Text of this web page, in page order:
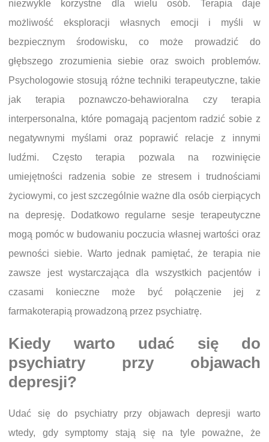
niezwykle korzystne dla wielu osób. Terapia daje
możliwość eksploracji własnych emocji i myśli w
bezpiecznym środowisku, co może prowadzić do
głębszego zrozumienia siebie oraz swoich problemów.
Psychologowie stosują różne techniki terapeutyczne, takie
jak terapia poznawczo-behawioralna czy terapia
interpersonalna, które pomagają pacjentom radzić sobie z
negatywnymi myślami oraz poprawić relacje z innymi
ludźmi. Często terapia pozwala na rozwinięcie
umiejętności radzenia sobie ze stresem i trudnościami
życiowymi, co jest szczególnie ważne dla osób cierpiących
na depresję. Dodatkowo regularne sesje terapeutyczne
mogą pomóc w budowaniu poczucia własnej wartości oraz
pewności siebie. Warto jednak pamiętać, że terapia nie
zawsze jest wystarczająca dla wszystkich pacjentów i
czasami konieczne może być połączenie jej z
farmakoterapią prowadzoną przez psychiatrę.
Kiedy warto udać się do
psychiatry przy objawach
depresji?
Udać się do psychiatry przy objawach depresji warto
wtedy, gdy symptomy stają się na tyle poważne, że